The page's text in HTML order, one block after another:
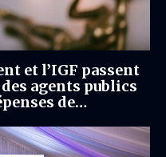
et l’IGF passent
agents publics
de